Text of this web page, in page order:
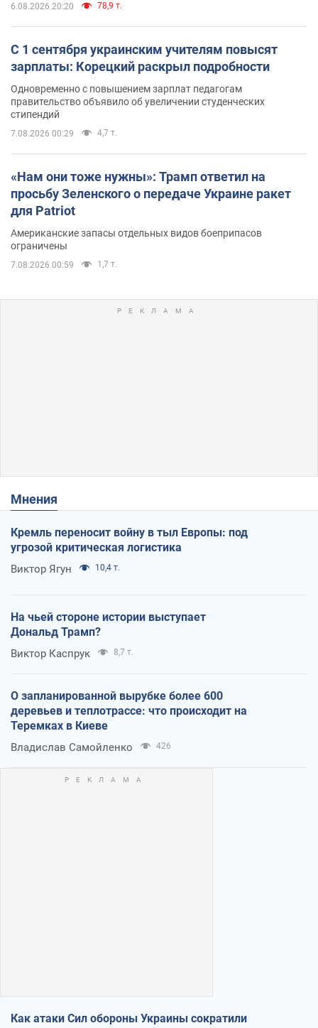
6.08.2026 20:20 78,9 т.
С 1 сентября украинским учителям повысят
зарплаты: Корецкий раскрыл подробности
Одновременно с повышением зарплат педагогам
правительство объявило об увеличении студенческих
стипендий
7.08.2026 00:29 4,7 т.
«Нам они тоже нужны»: Трамп ответил на
просьбу Зеленского о передаче Украине ракет
для Patriot
Американские запасы отдельных видов боеприпасов
ограничены
7.08.2026 00:59 1,7 т.
Мнения
Кремль переносит войну в тыл Европы: под
угрозой критическая логистика
Виктор Ягун 10,4 т.
На чьей стороне истории выступает
Дональд Трамп?
Виктор Каспрук 8,7 т.
О запланированной вырубке более 600
деревьев и теплотрассе: что происходит на
Теремках в Киеве
Владислав Самойленко 426
Как атаки Сил обороны Украины сократили